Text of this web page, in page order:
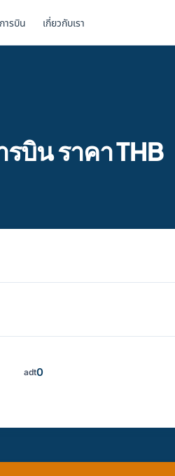
ารบิน เกี่ยวกับเรา
บิน ราคา THB
adt